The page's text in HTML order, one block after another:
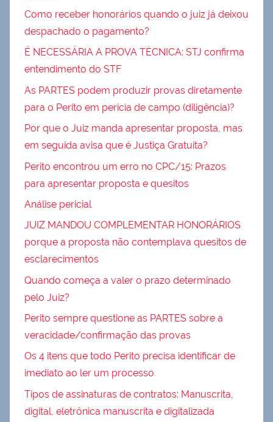
Como receber honorários quando o juiz já deixou
despachado o pagamento?
É NECESSÁRIA A PROVA TÉCNICA: STJ confirma
entendimento do STF
As PARTES podem produzir provas diretamente
para o Perito em perícia de campo (diligência)?
Por que o Juiz manda apresentar proposta, mas
em seguida avisa que é Justiça Gratuita?
Perito encontrou um erro no CPC/15: Prazos
para apresentar proposta e quesitos
Análise pericial
JUIZ MANDOU COMPLEMENTAR HONORÁRIOS
porque a proposta não contemplava quesitos de
esclarecimentos
Quando começa a valer o prazo determinado
pelo Juiz?
Perito sempre questione as PARTES sobre a
veracidade/confirmação das provas
Os 4 itens que todo Perito precisa identificar de
imediato ao ler um processo
Tipos de assinaturas de contratos: Manuscrita,
digital, eletrônica manuscrita e digitalizada